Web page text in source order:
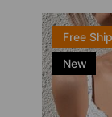
Free
New
Item